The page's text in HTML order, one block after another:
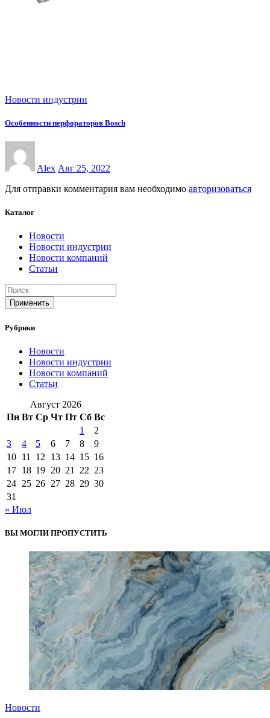
Новости индустрии
Особенности перфораторов Bosch
Alex Авг 25, 2022
Для отправки комментария вам необходимо авторизоваться
Каталог
Новости
Новости индустрии
Новости компаний
Статьи
Применить
Рубрики
Новости
Новости индустрии
Новости компаний
Статьи
Август 2026
Пн Вт Ср Чт Пт Сб Вс
1
2
3
4 5 6 7 8
9
10 11 12 13 14 15 16
17 18 19 20 21 22 23
24 25 26 27 28 29 30
31
« Июл
ВЫ МОГЛИ ПРОПУСТИТЬ
Новости